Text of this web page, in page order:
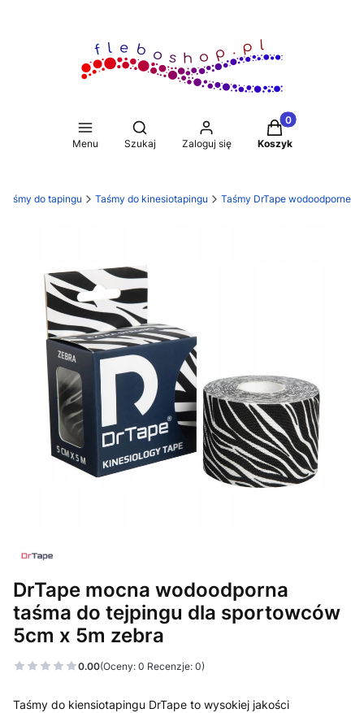
Menu
Otwórz wyszukiwarkę
Szukaj Zaloguj się
Produkty w
Koszyk
Taśmy do tapingu Taśmy do kinesiotapingu Taśmy DrTape wodoodporne
DrTape mocna wodoodporna
taśma do tejpingu dla sportowców
5cm x 5m zebra
0.00(Oceny: 0 Recenzje: 0)
Taśmy do kiensiotapingu DrTape to wysokiej jakości